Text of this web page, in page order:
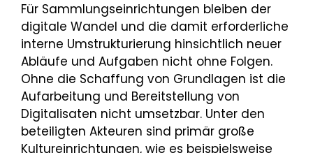
Für Sammlungseinrichtungen bleiben der
digitale Wandel und die damit erforderliche
interne Umstrukturierung hinsichtlich neuer
Abläufe und Aufgaben nicht ohne Folgen.
Ohne die Schaffung von Grundlagen ist die
Aufarbeitung und Bereitstellung von
Digitalisaten nicht umsetzbar. Unter den
beteiligten Akteuren sind primär große
Kultureinrichtungen, wie es beispielsweise